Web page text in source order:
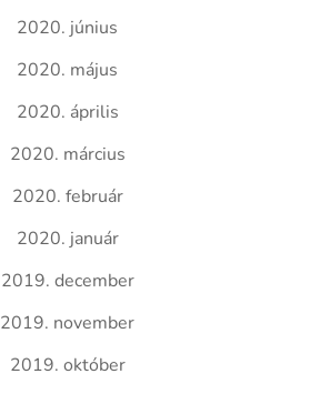
2020. június
2020. május
2020. április
2020. március
2020. február
2020. január
2019. december
2019. november
2019. október